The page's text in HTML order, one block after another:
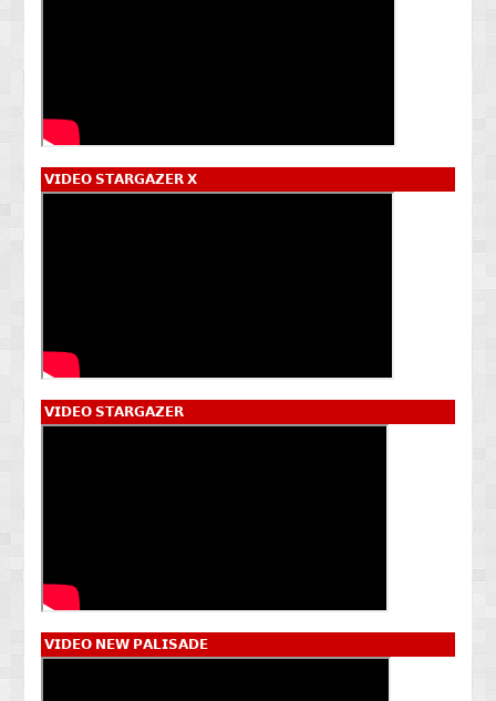
𝗩𝗜𝗗𝗘𝗢 𝗦𝗧𝗔𝗥𝗚𝗔𝗭𝗘𝗥 𝗫
𝗩𝗜𝗗𝗘𝗢 𝗦𝗧𝗔𝗥𝗚𝗔𝗭𝗘𝗥
𝗩𝗜𝗗𝗘𝗢 𝗡𝗘𝗪 𝗣𝗔𝗟𝗜𝗦𝗔𝗗𝗘